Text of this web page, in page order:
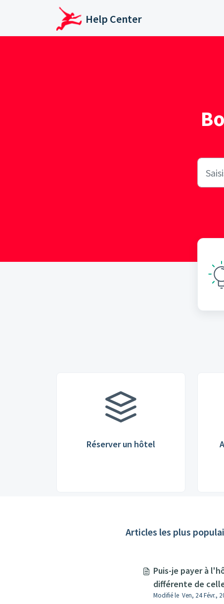
Passer au contenu principal
Help Center
Réserver un hôtel
Articles les plus
Puis-je payer à
différente de
réservation d'une
Modifié le Ven, 24 Févr.,